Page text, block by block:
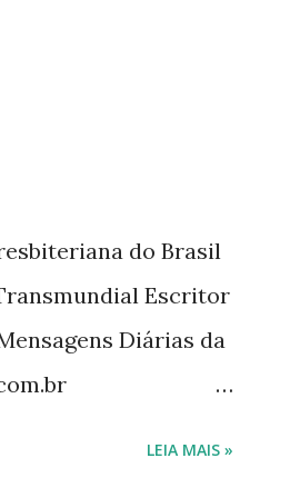
do Brasil
Escritor
Diárias da
LEIA MAIS »